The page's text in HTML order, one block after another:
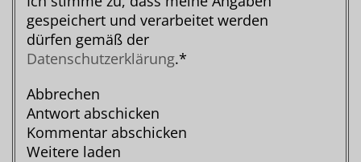
gespeichert und verarbeitet werden
dürfen gemäß der
Datenschutzerklärung.*
Abbrechen
Antwort abschicken
Kommentar abschicken
Weitere laden